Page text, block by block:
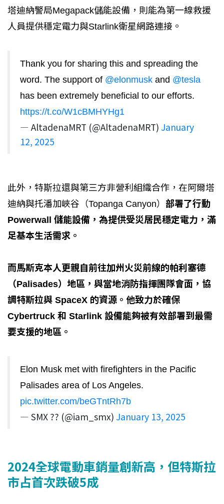
塔迪納警局Megapack儲能設備，則能為第一線救援
人員提供穩定電力與Starlink衛星網路連接。
Thank you for sharing this and spreading the
word. The support of @elonmusk and @tesla
has been extremely beneficial to our efforts.
https://t.co/W1cBMHYHg1
— AltadenaMRT (@AltadenaMRT) January
12, 2025
此外，特斯拉還與第三方非營利組織合作，在阿爾塔
迪納與托潘加峽谷（Topanga Canyon） 部署了行動
Powerwall 儲能設備，為提供受災居民穩定電力，滿
足基本生活需求。
而馬斯克本人更親自前往加州火災前線的帕利塞德
（Palisades）地區，與當地消防指揮團隊會面，協
調特斯拉與 SpaceX 的資源。他致力於確保
Cybertruck 和 Starlink 設備能夠被有效部署到最需
要支援的地區。
Elon Musk met with firefighters in the Pacific
Palisades area of Los Angeles.
pic.twitter.com/beGTntRh7b
— SMX ?? (@iam_smx) January 13, 2025
2024全球電動車銷量創新高，但特斯拉
市占首次跌破5成